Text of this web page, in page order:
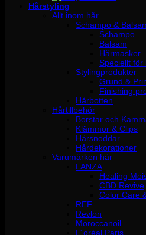
Hårstyling
Allt inom hår
Schampo &
Schampo
Balsam
Hårmasker
Speciellt för
Stylingprodukter
Grund &
Finishing
Hårbotten
Hårtillbehör
Borstar och
Klämmor & Clips
Hårsnoddar
Hårdekorationer
Varumärken hår
LANZA
Healing
CBD Revive
Color Care
REF
Revlon
Moroccanoil
L´oréal Paris